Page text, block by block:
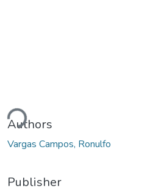
Authors
Vargas Campos, Ronulfo
Publisher